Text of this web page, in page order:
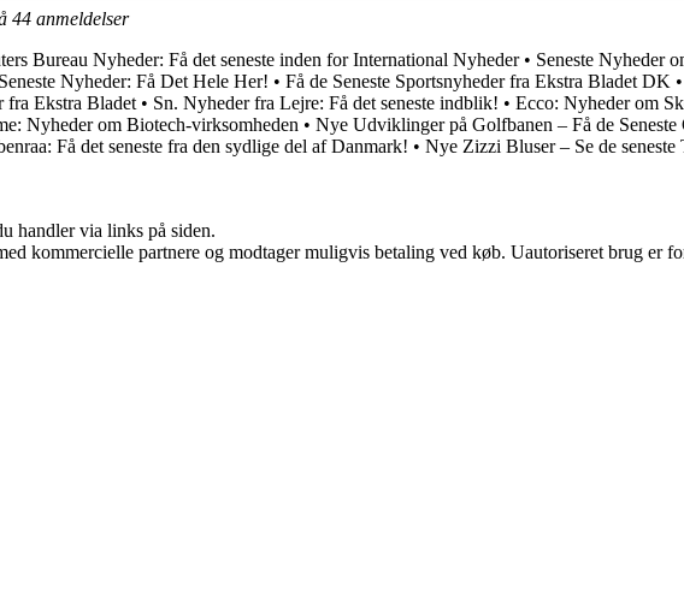
44 anmeldelser
Bureau Nyheder: Få det seneste inden for International Nyheder• Seneste Nyheder
Nyheder: Få Det Hele Her! • Få de Seneste Sportsnyheder fra Ekstra Bladet DK •
fra Ekstra Bladet • Sn. Nyheder fra Lejre: Få det seneste indblik! • Ecco: Nyheder om
Nyheder om Biotech-virksomheden • Nye Udviklinger på Golfbanen – Få de Seneste
Få det seneste fra den sydlige del af Danmark! • Nye Zizzi Bluser – Se de seneste
handler via links på siden.
kommercielle partnere og modtager muligvis betaling ved køb. Uautoriseret brug er